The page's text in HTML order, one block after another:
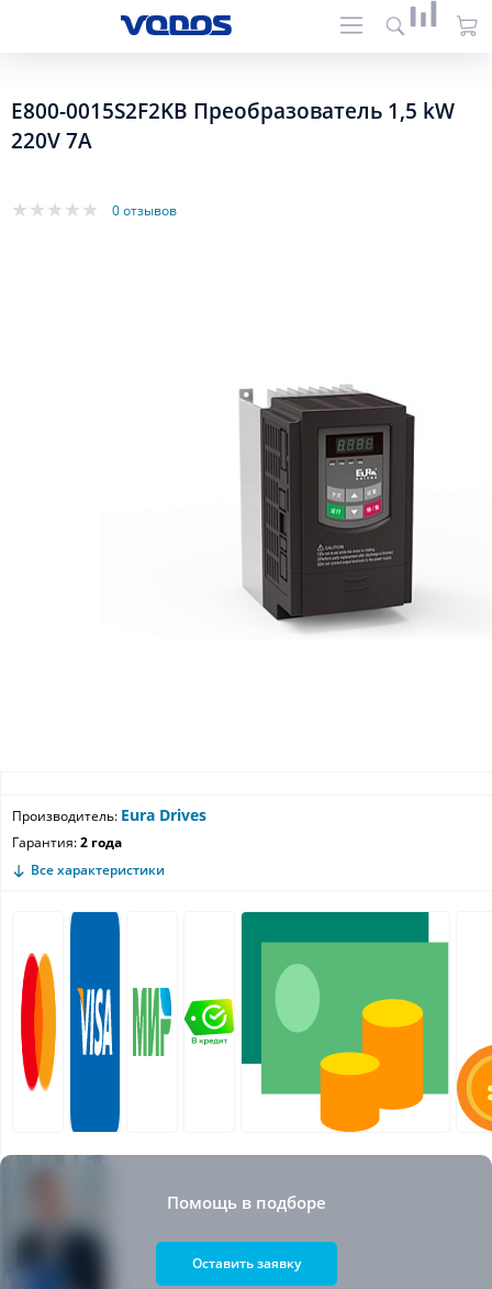
E800-0015S2F2KB Преобразователь 1,5 kW
220V 7A
0 отзывов
Производитель: Eura Drives
Гарантия:2 года
Все характеристики
Помощь в подборе
Оставить заявку